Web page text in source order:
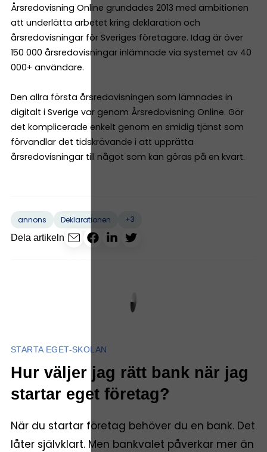
Årsredovisning Online grundades 2013 med ambitionen
att underlätta arbetet kring deklaration och
årsredovisningar för Sveriges företagare. Idag är över
150 000 årsredovisningar inlämnade via systemet av 40
000+ användare.
Den allra första årsredovisningen som lämnades in
digitalt i Sverige var genom Årsredovisning Online. Gör
det komplicerade enkelt genom en smidig tjänst som
förvandlar det tidskrävande i att upprätta
årsredovisningar till något som kan göras på en kvart.
annons Deklarationen
+3
Dela artikeln
STARTA EGET-SKOLAN
Hur väljer jag rätt bank när jag
startar eget företag?
När du startar företag behöver du en bank. Det
låter självklart. Men bankvalet påverkar mer än